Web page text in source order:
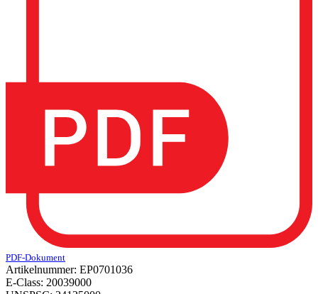
PDF-Dokument
Artikelnummer: EP0701036
E-Class: 20039000